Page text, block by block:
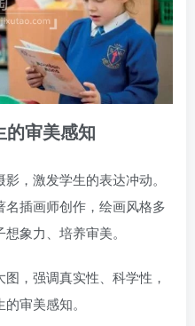
的审美感知
，激发学生的表达冲动。
插画师创作，绘画风格多
象力、培养审美。
，强调真实性、科学性，
审美感知。